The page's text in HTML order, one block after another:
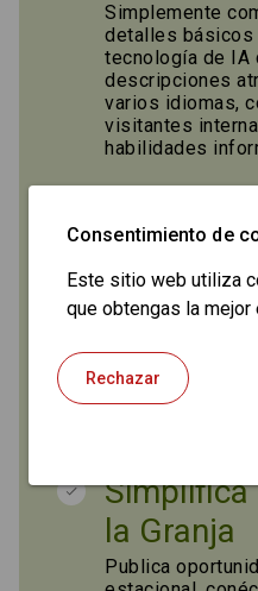
Simplemente
detalles básicos
tecnología de IA
descripciones
varios idiomas,
visitantes
habilidades
Sin
Enumera tus
guiadas y
diferencia de
FarmLiaison no
reservas o
conserves el
Simplifica
la Granja
Publica
Consentimiento de
Este sitio web utiliza
que obtengas la mejor
Rechazar